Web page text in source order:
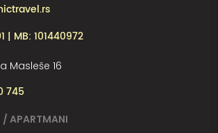
| MB: 101440972
Masleše 16
745
/ APARTMANI